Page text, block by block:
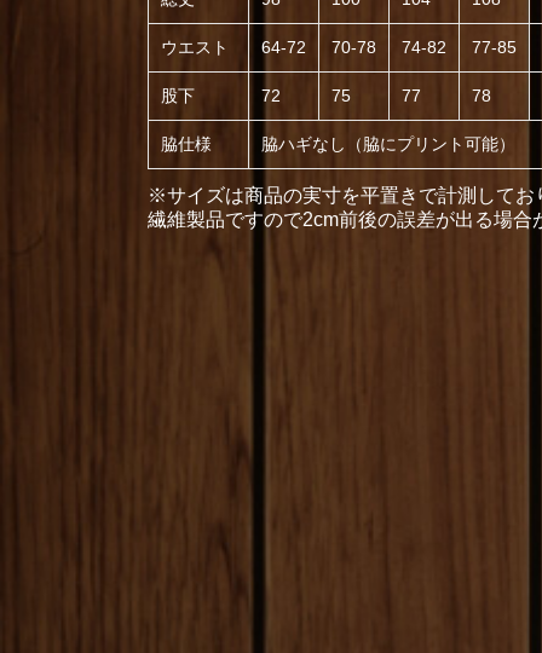
ウエスト 64-72 70-78 74-82 77-85
股下 72 75 77 78
脇仕様 脇ハギなし（脇にプリント可能）
※サイズは商品の実寸を平置きで計測してお
繊維製品ですので2cm前後の誤差が出る場合